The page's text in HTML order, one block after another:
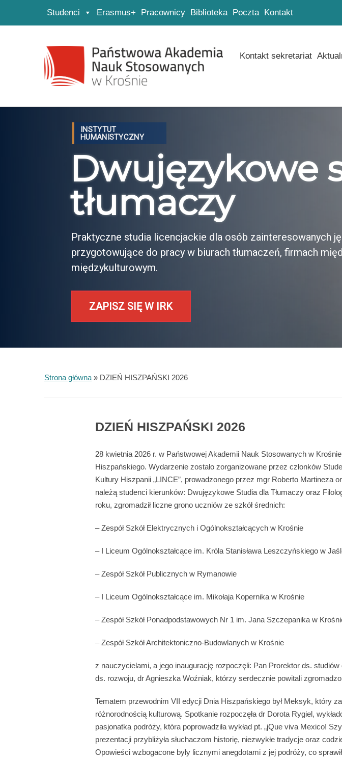
Strona główna
Przejdź do wyszukiwarki
Przejdź do menu głównego
Studenci Erasmus+ Pracownicy Biblioteka Poczta Kontakt
Kontakt sekretariat
INSTYTUT
HUMANISTYCZNY
Dwujęzykowe
tłumaczy
Praktyczne studia licencjackie dla osób zainteresowanych
przygotowujące do pracy w biurach tłumaczeń, firmach
międzykulturowym.
ZAPISZ SIĘ W IRK
Strona główna » DZIEŃ HISZPAŃSKI 2026
DZIEŃ HISZPAŃSKI 2026
28 kwietnia 2026 r. w Państwowej Akademii Nauk Stosowanych w
Hiszpańskiego. Wydarzenie zostało zorganizowane przez członków
Kultury Hiszpanii „LINCE”, prowadzonego przez mgr Roberto Martineza
należą studenci kierunków: Dwujęzykowe Studia dla Tłumaczy oraz
roku, zgromadził liczne grono uczniów ze szkół średnich:
– Zespół Szkół Elektrycznych i Ogólnokształcących w Krośnie
– I Liceum Ogólnokształcące im. Króla Stanisława Leszczyńskiego w
– Zespół Szkół Publicznych w Rymanowie
– I Liceum Ogólnokształcące im. Mikołaja Kopernika w Krośnie
– Zespół Szkół Ponadpodstawowych Nr 1 im. Jana Szczepanika w
– Zespół Szkół Architektoniczno-Budowlanych w Krośnie
z nauczycielami, a jego inaugurację rozpoczęli: Pan Prorektor ds.
ds. rozwoju, dr Agnieszka Woźniak, którzy serdecznie powitali
Tematem przewodnim VII edycji Dnia Hiszpańskiego był Meksyk, który
różnorodnością kulturową. Spotkanie rozpoczęła dr Dorota Rygiel,
pasjonatka podróży, która poprowadziła wykład pt. „jQue viva Mexico!
prezentacji przybliżyła słuchaczom historię, niezwykłe tradycje oraz
Opowieści wzbogacone były licznymi anegdotami z jej podróży, co